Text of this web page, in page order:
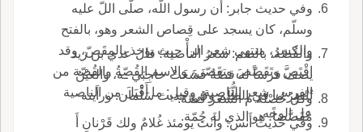
وفي حديث جابر: أَن رسول اللّه، صلّى اللّ عليه
وسلّم، كان يسجد على قِصاص الشعر وهو، بالفتح
والكسر، منتهى شعر الرأْ حيث يؤخذ بالمِقَصّ، وقد
اقْتَصَّ وتَقَصّصَ وتقَصّى، والاسم القُصّةُ والقُصّة من
الفرس: شعر الناصية، وقيل: ما أَقْبَلَ من الناصية
عل الوجه.
والقُصّةُ، بالضم: شعرُ الناصية؛ قال عدي بن زيد
يصف فرساً له قصّةٌ فَشَغَتْ حاجِبَي ـه، والعيْنُ
تُبْصِرُ ما في الظُّلَم وفي حديث سَلْمان: ورأَيته
مُقَصَّصاً؛ هو الذي له جُمّة.
وكل خُصْلة م الشعر قُصّة.
وفي حديث أَنس: وأَنتَ يومئذ غُلامٌ ولك قَرْنانِ أَ